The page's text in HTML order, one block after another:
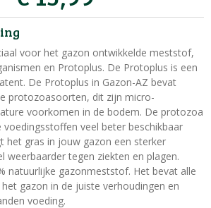
voor het gazon ontwikkelde meststof,
en Protoplus. De Protoplus is een
De Protoplus in Gazon-AZ bevat
protozoasoorten, dit zijn micro-
voorkomen in de bodem. De protozoa
veel beter beschikbaar
het gras in jouw gazon een sterker
weerbaarder tegen ziekten en plagen.
natuurlijke gazonmeststof. Het bevat alle
gazon in de juiste verhoudingen en
voeding.